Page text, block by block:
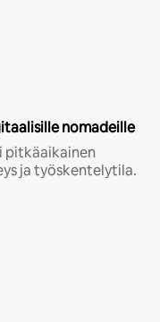
nomadeille
pitkäaikainen
ja työskentelytila.